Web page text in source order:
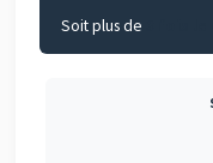
Soit plus de